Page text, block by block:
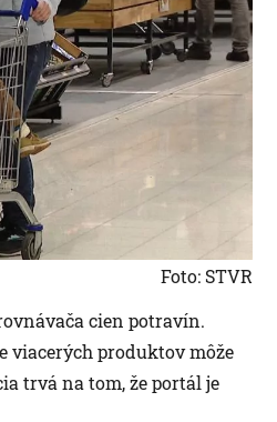
Foto: STVR
cien potravín.
viacerých produktov môže
trvá na tom, že portál je